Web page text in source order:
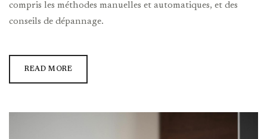
compris les méthodes manuelles et automatiques, et des
conseils de dépannage.
READ MORE